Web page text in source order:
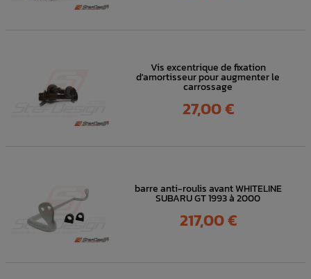
Vis excentrique de fixation
d'amortisseur pour augmenter le
carrossage
Prix
27,00 €
barre anti-roulis avant WHITELINE
SUBARU GT 1993 à 2000
Prix
217,00 €